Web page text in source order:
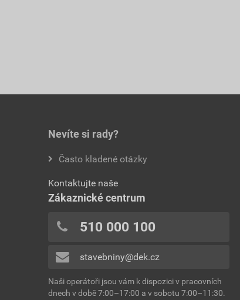
Nevíte si rady?
Často kladené otázky
Kontaktujte naše
Zákaznické centrum
510 000 100
stavebniny@dek.cz
Naši operátoři jsou vám k dispozici v pracovních
dnech v době 7:00–17:00 a v sobotu 7:00–11:30.